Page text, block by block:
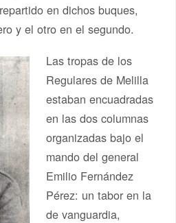
en dichos buques,
y el otro en el segundo.
Las tropas de los
Regulares de Melilla
estaban encuadradas
en las dos columnas
organizadas bajo el
mando del general
Emilio Fernández
Pérez: un tabor en la
de vanguardia,